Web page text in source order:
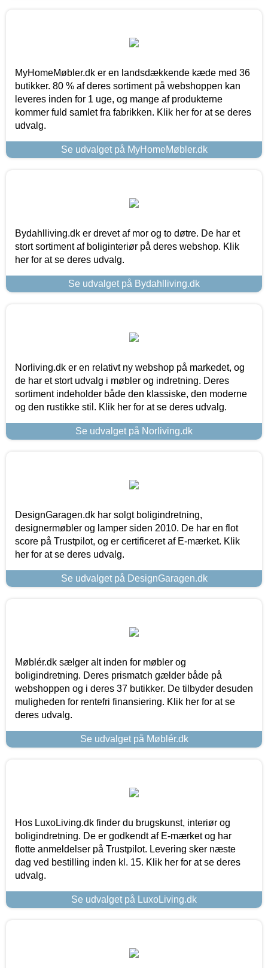
MyHomeMøbler.dk er en landsdækkende kæde med 36
butikker. 80 % af deres sortiment på webshoppen kan
leveres inden for 1 uge, og mange af produkterne
kommer fuld samlet fra fabrikken. Klik her for at se deres
udvalg.
Se udvalget på MyHomeMøbler.dk
Bydahlliving.dk er drevet af mor og to døtre. De har et
stort sortiment af boliginteriør på deres webshop. Klik
her for at se deres udvalg.
Se udvalget på Bydahlliving.dk
Norliving.dk er en relativt ny webshop på markedet, og
de har et stort udvalg i møbler og indretning. Deres
sortiment indeholder både den klassiske, den moderne
og den rustikke stil. Klik her for at se deres udvalg.
Se udvalget på Norliving.dk
DesignGaragen.dk har solgt boligindretning,
designermøbler og lamper siden 2010. De har en flot
score på Trustpilot, og er certificeret af E-mærket. Klik
her for at se deres udvalg.
Se udvalget på DesignGaragen.dk
Møblér.dk sælger alt inden for møbler og
boligindretning. Deres prismatch gælder både på
webshoppen og i deres 37 butikker. De tilbyder desuden
muligheden for rentefri finansiering. Klik her for at se
deres udvalg.
Se udvalget på Møblér.dk
Hos LuxoLiving.dk finder du brugskunst, interiør og
boligindretning. De er godkendt af E-mærket og har
flotte anmeldelser på Trustpilot. Levering sker næste
dag ved bestilling inden kl. 15. Klik her for at se deres
udvalg.
Se udvalget på LuxoLiving.dk